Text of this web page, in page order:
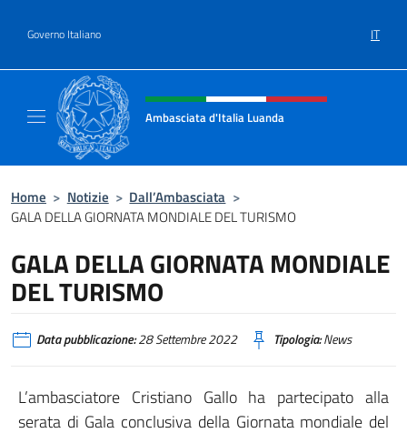
Governo Italiano IT
Intestazione sito, social e menù
Ambasciata d'Italia Luanda
Home > Notizie > Dall’Ambasciata >
GALA DELLA GIORNATA MONDIALE DEL TURISMO
GALA DELLA GIORNATA MONDIALE
DEL TURISMO
Data pubblicazione:28 Settembre 2022 Tipologia:News
L’ambasciatore Cristiano Gallo ha partecipato alla
serata di Gala conclusiva della Giornata mondiale del